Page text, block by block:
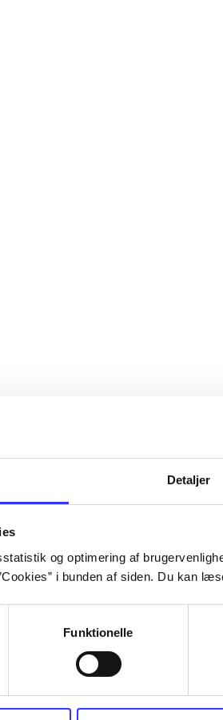
Detaljer
og optimering af
i bunden af siden. Du kan
Funktionelle